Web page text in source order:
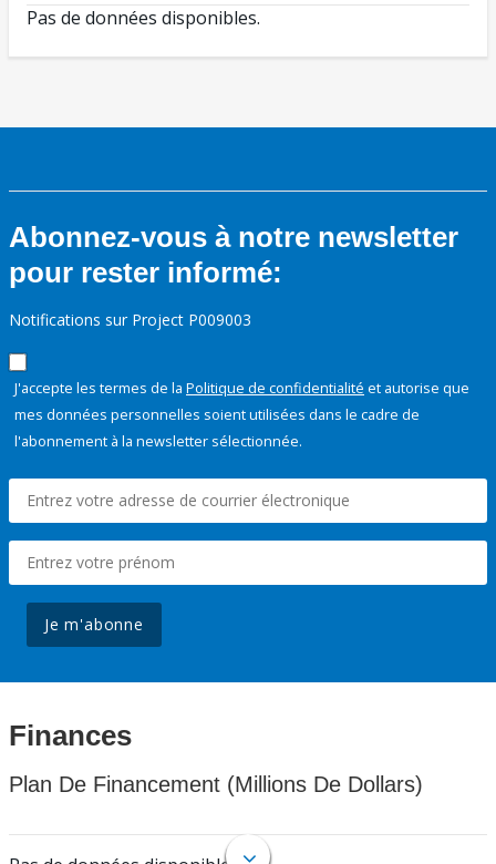
Pas de données disponibles.
Abonnez-vous à notre newsletter
pour rester informé:
Notifications sur Project P009003
J'accepte les termes de la Politique de confidentialité et autorise que
mes données personnelles soient utilisées dans le cadre de
l'abonnement à la newsletter sélectionnée.
Je m'abonne
Finances
Plan De Financement (Millions De Dollars)